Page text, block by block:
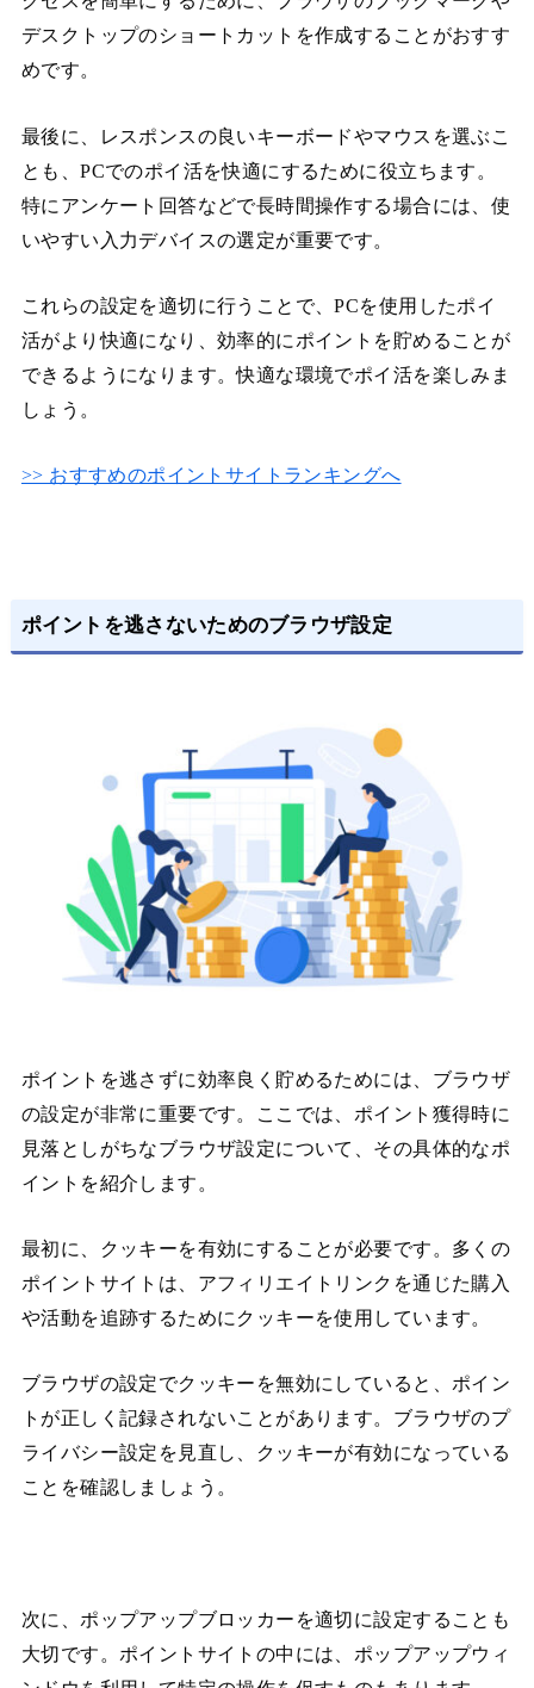
デスクトップのショートカットを作成することがおすす
めです。
最後に、レスポンスの良いキーボードやマウスを選ぶこ
とも、PCでのポイ活を快適にするために役立ちます。
特にアンケート回答などで長時間操作する場合には、使
いやすい入力デバイスの選定が重要です。
これらの設定を適切に行うことで、PCを使用したポイ
活がより快適になり、効率的にポイントを貯めることが
できるようになります。快適な環境でポイ活を楽しみま
しょう。
>> おすすめのポイントサイトランキングへ
ポイントを逃さないためのブラウザ設定
ポイントを逃さずに効率良く貯めるためには、ブラウザ
の設定が非常に重要です。ここでは、ポイント獲得時に
見落としがちなブラウザ設定について、その具体的なポ
イントを紹介します。
最初に、クッキーを有効にすることが必要です。多くの
ポイントサイトは、アフィリエイトリンクを通じた購入
や活動を追跡するためにクッキーを使用しています。
ブラウザの設定でクッキーを無効にしていると、ポイン
トが正しく記録されないことがあります。ブラウザのプ
ライバシー設定を見直し、クッキーが有効になっている
ことを確認しましょう。
次に、ポップアップブロッカーを適切に設定することも
大切です。ポイントサイトの中には、ポップアップウィ